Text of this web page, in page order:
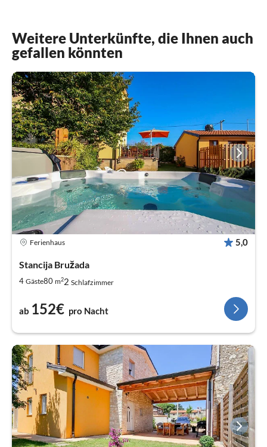
Weitere Unterkünfte, die Ihnen auch
gefallen könnten
Ferienhaus 5,0
Stancija Bružada
4 Gäste80 m22 Schlafzimmer
ab 152€ pro Nacht